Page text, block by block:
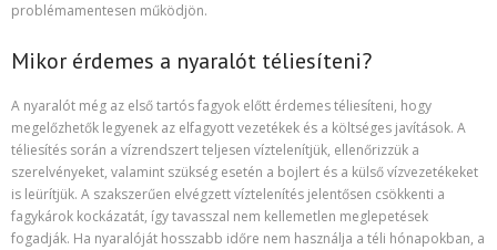
problémamentesen működjön.
Mikor érdemes a nyaralót téliesíteni?
A nyaralót még az első tartós fagyok előtt érdemes téliesíteni, hogy
megelőzhetők legyenek az elfagyott vezetékek és a költséges javítások. A
téliesítés során a vízrendszert teljesen víztelenítjük, ellenőrizzük a
szerelvényeket, valamint szükség esetén a bojlert és a külső vízvezetékeket
is leürítjük. A szakszerűen elvégzett víztelenítés jelentősen csökkenti a
fagykárok kockázatát, így tavasszal nem kellemetlen meglepetések
fogadják. Ha nyaralóját hosszabb időre nem használja a téli hónapokban, a